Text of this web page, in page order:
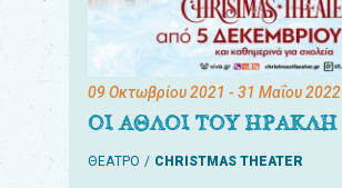
09 Οκτωβρίου 2021 - 31 Μαΐου 2022
ΟΙ ΑΘΛΟΙ ΤΟΥ ΗΡΑΚΛΗ
ΘΕΑΤΡΟ CHRISTMAS THEATER